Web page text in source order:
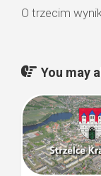
O trzecim
You may